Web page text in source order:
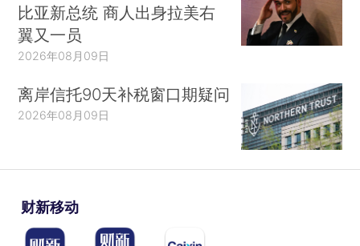
比亚新总统 商人出身拉美右
翼又一员
2026年08月09日
离岸信托90天补税窗口期疑问
2026年08月09日
财新移动